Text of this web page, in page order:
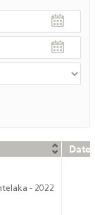
Date
- 2022